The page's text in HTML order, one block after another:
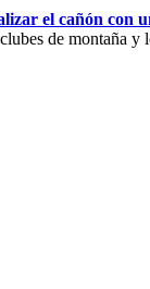
el cañón con
de montaña y